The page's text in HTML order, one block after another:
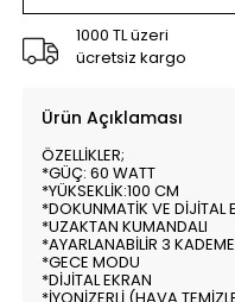
1000 TL üzeri
ücretsiz kargo
Ürün Açıklaması
ÖZELLİKLER;
*GÜÇ: 60 WATT
*YÜKSEKLİK:100 CM
*DOKUNMATİK VE DİJİTAL
*UZAKTAN KUMANDALI
*AYARLANABİLİR 3
*GECE MODU
*DİJİTAL EKRAN